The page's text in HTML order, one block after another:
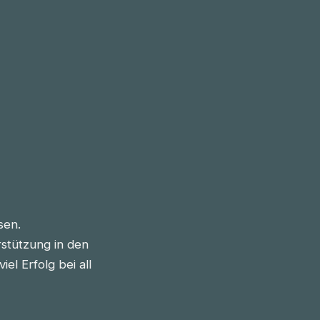
in den
Erfolg bei all